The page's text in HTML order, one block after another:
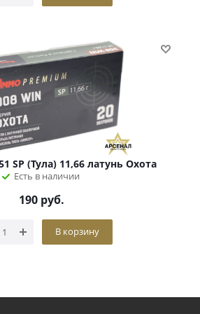
SP (Тула) 11,66 латунь Охота
Есть в наличии
190руб.
В корзину